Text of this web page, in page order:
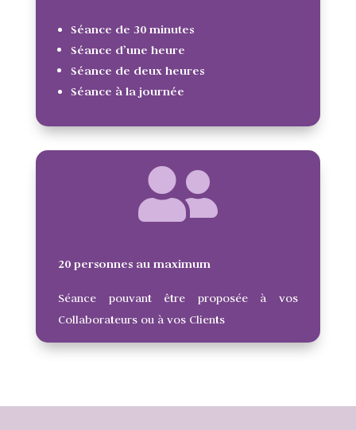
Séance de 30 minutes
Séance d’une heure
Séance de deux heures
Séance à la journée
20 personnes au maximum
Séance pouvant être proposée à vos
Collaborateurs ou à vos Clients